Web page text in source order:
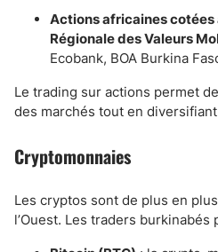
Actions africaines cotées
Régionale des Valeurs
Ecobank, BOA Burkina
Le trading sur actions permet
des marchés tout en
Cryptomonnaies
Les cryptos sont de plus en
l’Ouest. Les traders